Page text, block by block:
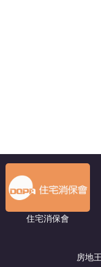
住宅消保會
房地